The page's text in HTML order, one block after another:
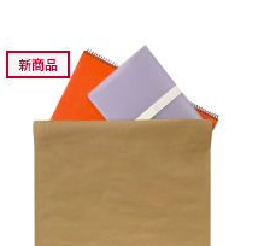
新商品